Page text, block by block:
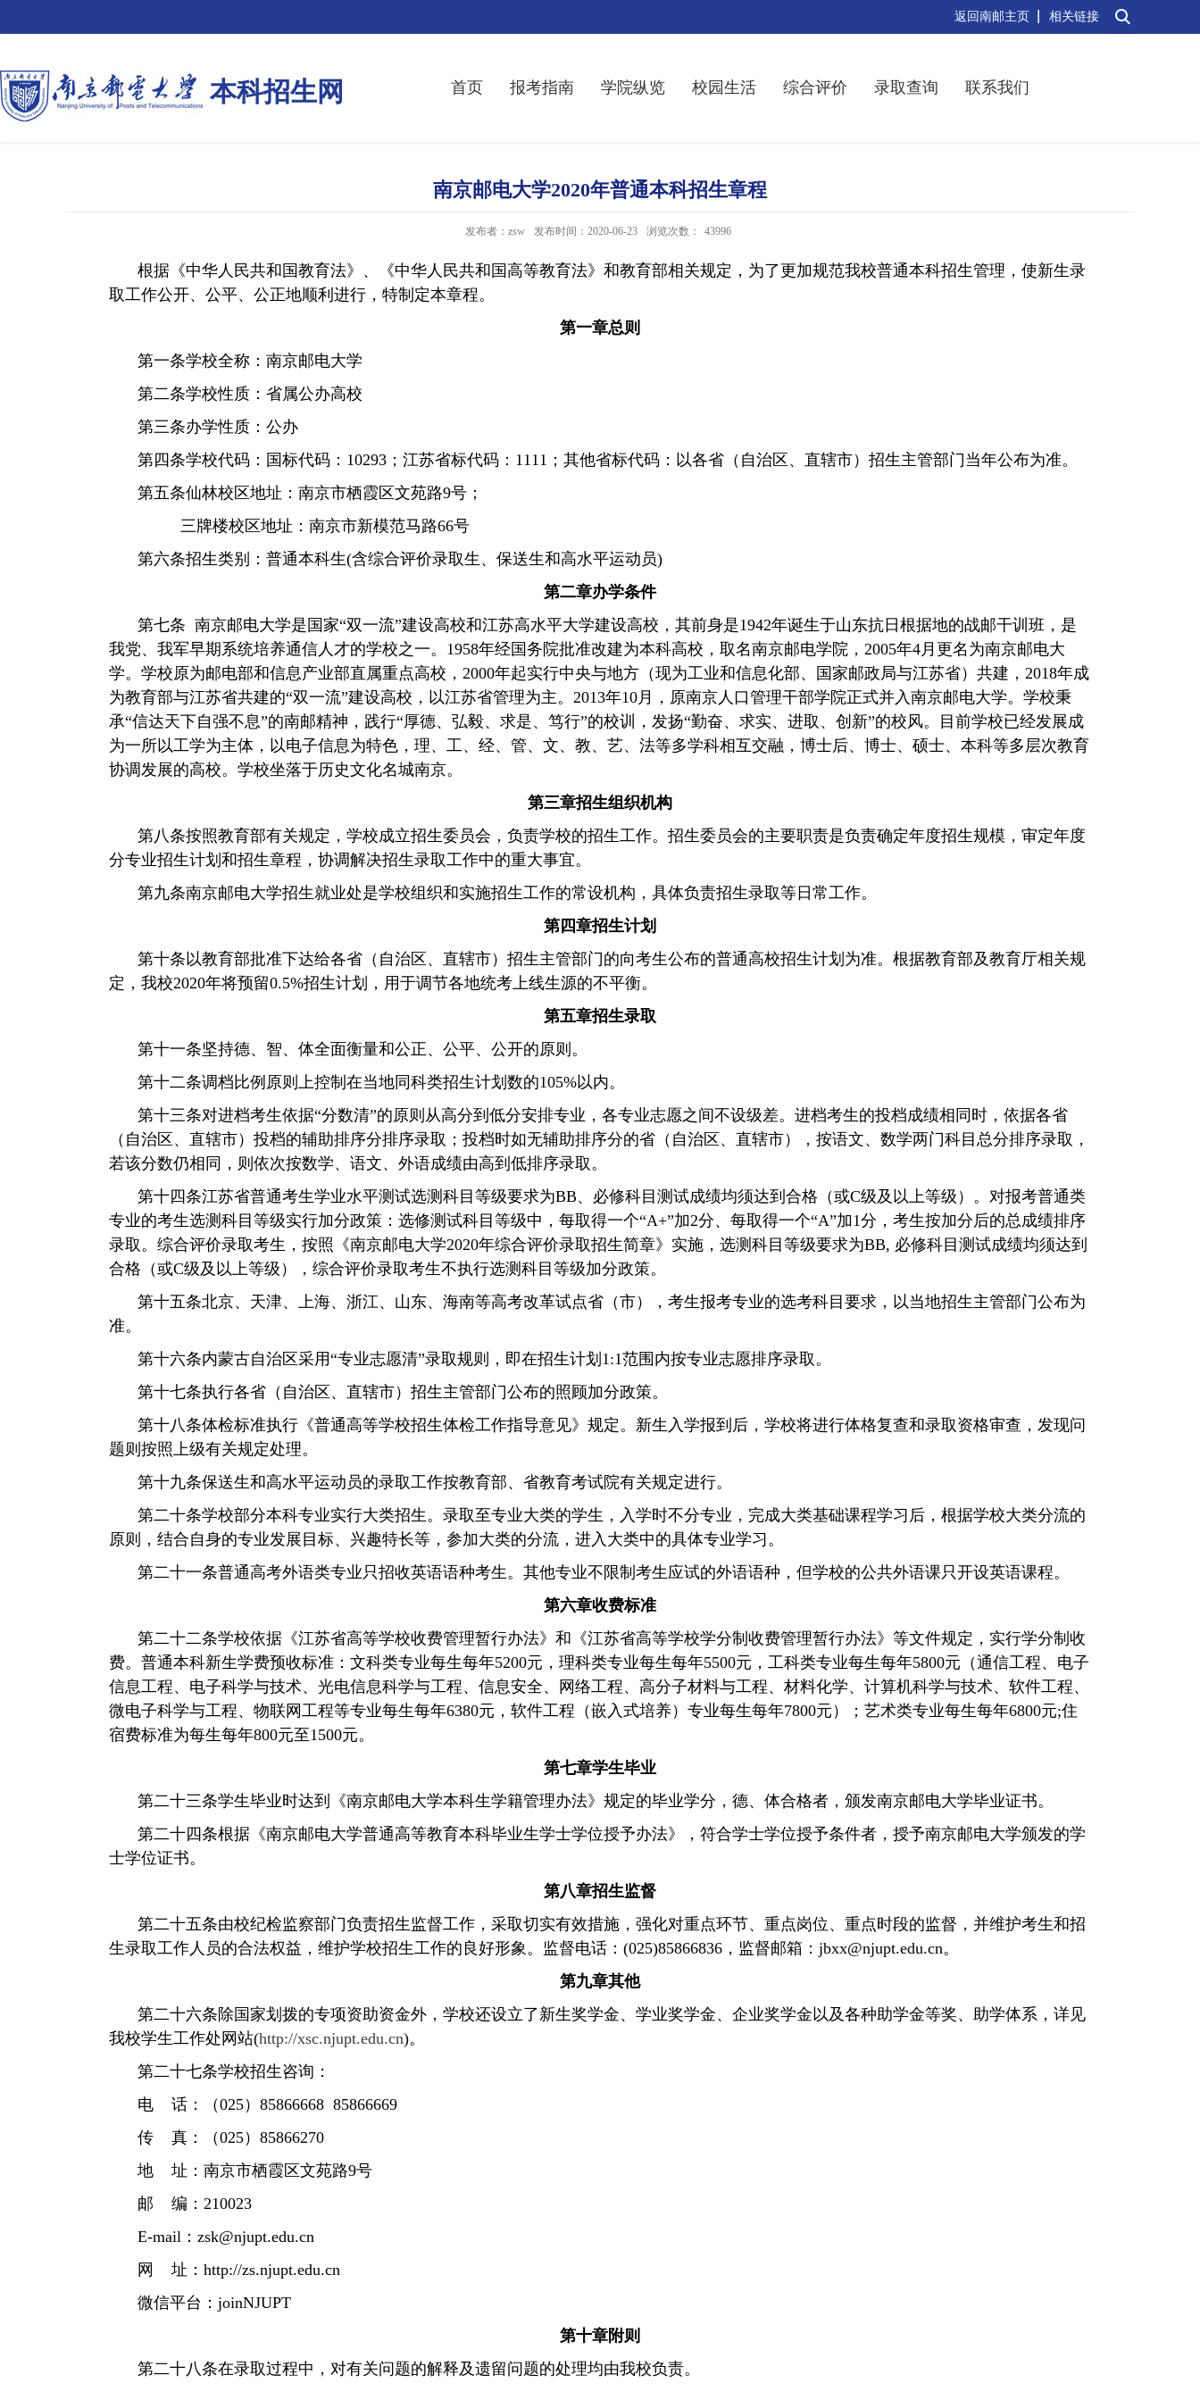
返回南邮主页 相关链接
本科招生网 首页 报考指南 学院纵览 校园生活 综合评价 录取查询 联系我们
南京邮电大学2020年普通本科招生章程
发布者：zsw 发布时间：2020-06-23 浏览次数： 43996
根据《中华人民共和国教育法》、《中华人民共和国高等教育法》和教育部相关规定，为了更加规范我校普通本科招生管理，使新生录
取工作公开、公平、公正地顺利进行，特制定本章程。
第一章总则
第一条学校全称：南京邮电大学
第二条学校性质：省属公办高校
第三条办学性质：公办
第四条学校代码：国标代码： 10293 ；江苏省标代码： 1111 ；其他省标代码：以各省（自治区、直辖市）招生主管部门当年公布为准。
第五条仙林校区地址：南京市栖霞区文苑路9号；
三牌楼校区地址：南京市新模范马路66号
第六条招生类别：普通本科生(含综合评价录取生、保送生和高水平运动员)
第二章办学条件
第七条 南京邮电大学是国家“双一流”建设高校和江苏高水平大学建设高校，其前身是1942年诞生于山东抗日根据地的战邮干训班，是
我党、我军早期系统培养通信人才的学校之一。 1958年经国务院批准改建为本科高校，取名南京邮电学院， 2005年4月更名为南京邮电大
学。学校原为邮电部和信息产业部直属重点高校， 2000年起实行中央与地方（现为工业和信息化部、国家邮政局与江苏省）共建，2018年成
为教育部与江苏省共建的“双一流”建设高校，以江苏省管理为主。 2013年10月，原南京人口管理干部学院正式并入南京邮电大学。学校秉
承“信达天下自强不息”的南邮精神，践行“厚德、弘毅、求是、笃行”的校训，发扬“勤奋、求实、进取、创新”的校风。目前学校已经发展成
为一所以工学为主体，以电子信息为特色，理、工、经、管、文、教、艺、法等多学科相互交融，博士后、博士、硕士、本科等多层次教育
协调发展的高校。学校坐落于历史文化名城南京。
第三章招生组织机构
第八条按照教育部有关规定，学校成立招生委员会，负责学校的招生工作。招生委员会的主要职责是负责确定年度招生规模，审定年度
分专业招生计划和招生章程，协调解决招生录取工作中的重大事宜。
第九条南京邮电大学招生就业处是学校组织和实施招生工作的常设机构，具体负责招生录取等日常工作。
第四章招生计划
第十条以教育部批准下达给各省（自治区、直辖市）招生主管部门的向考生公布的普通高校招生计划为准。根据教育部及教育厅相关规
定，我校2020年将预留0.5%招生计划，用于调节各地统考上线生源的不平衡。
第五章招生录取
第十一条坚持德、智、体全面衡量和公正、公平、公开的原则。
第十二条调档比例原则上控制在当地同科类招生计划数的105%以内。
第十三条对进档考生依据“分数清”的原则从高分到低分安排专业，各专业志愿之间不设级差。进档考生的投档成绩相同时，依据各省
（自治区、直辖市）投档的辅助排序分排序录取；投档时如无辅助排序分的省（自治区、直辖市），按语文、数学两门科目总分排序录取，
若该分数仍相同，则依次按数学、语文、外语成绩由高到低排序录取。
第十四条江苏省普通考生学业水平测试选测科目等级要求为BB、必修科目测试成绩均须达到合格（或C级及以上等级）。对报考普通类
专业的考生选测科目等级实行加分政策：选修测试科目等级中，每取得一个“A+”加2分、每取得一个“A”加1分，考生按加分后的总成绩排序
录取。综合评价录取考生，按照《南京邮电大学2020年综合评价录取招生简章》实施，选测科目等级要求为BB, 必修科目测试成绩均须达到
合格（或C级及以上等级），综合评价录取考生不执行选测科目等级加分政策。
第十五条北京、天津、上海、浙江、山东、海南等高考改革试点省（市），考生报考专业的选考科目要求，以当地招生主管部门公布为
准。
第十六条内蒙古自治区采用“专业志愿清”录取规则，即在招生计划 1:1范围内按专业志愿排序录取。
第十七条执行各省（自治区、直辖市）招生主管部门公布的照顾加分政策。
第十八条体检标准执行《普通高等学校招生体检工作指导意见》规定。新生入学报到后，学校将进行体格复查和录取资格审查，发现问
题则按照上级有关规定处理。
第十九条保送生和高水平运动员的录取工作按教育部、省教育考试院有关规定进行。
第二十条学校部分本科专业实行大类招生。录取至专业大类的学生，入学时不分专业，完成大类基础课程学习后，根据学校大类分流的
原则，结合自身的专业发展目标、兴趣特长等，参加大类的分流，进入大类中的具体专业学习。
第二十一条普通高考外语类专业只招收英语语种考生。其他专业不限制考生应试的外语语种，但学校的公共外语课只开设英语课程。
第六章收费标准
第二十二条学校依据《江苏省高等学校收费管理暂行办法》和《江苏省高等学校学分制收费管理暂行办法》等文件规定，实行学分制收
费。普通本科新生学费预收标准：文科类专业每生每年5200元，理科类专业每生每年5500元，工科类专业每生每年5800元（通信工程、电子
信息工程、电子科学与技术、光电信息科学与工程、信息安全、网络工程、高分子材料与工程、材料化学、计算机科学与技术、软件工程、
微电子科学与工程、物联网工程等专业每生每年6380元，软件工程（嵌入式培养）专业每生每年7800元）；艺术类专业每生每年6800元;住
宿费标准为每生每年800元至1500元。
第七章学生毕业
第二十三条学生毕业时达到《南京邮电大学本科生学籍管理办法》规定的毕业学分，德、体合格者，颁发南京邮电大学毕业证书。
第二十四条根据《南京邮电大学普通高等教育本科毕业生学士学位授予办法》，符合学士学位授予条件者，授予南京邮电大学颁发的学
士学位证书。
第八章招生监督
第二十五条由校纪检监察部门负责招生监督工作，采取切实有效措施，强化对重点环节、重点岗位、重点时段的监督，并维护考生和招
生录取工作人员的合法权益，维护学校招生工作的良好形象。监督电话： (025)85866836 ，监督邮箱： jbxx@njupt.edu.cn。
第九章其他
第二十六条 除国家划拨的专项资助资金外，学校还设立了新生奖学金、学业奖学金、企业奖学金以及各种助学金等奖、助学体系，详见
我校学生工作处网站(http://xsc.njupt.edu.cn)。
第二十七条学校招生咨询：
电
话：（025） 85866668 85866669
传
真：（025） 85866270
地
址：南京市栖霞区文苑路9号
邮
编： 210023
E-mail ： zsk@njupt.edu.cn
网
址： http://zs.njupt.edu.cn
微信平台： joinNJUPT
第十章附则
第二十八条在录取过程中，对有关问题的解释及遗留问题的处理均由我校负责。